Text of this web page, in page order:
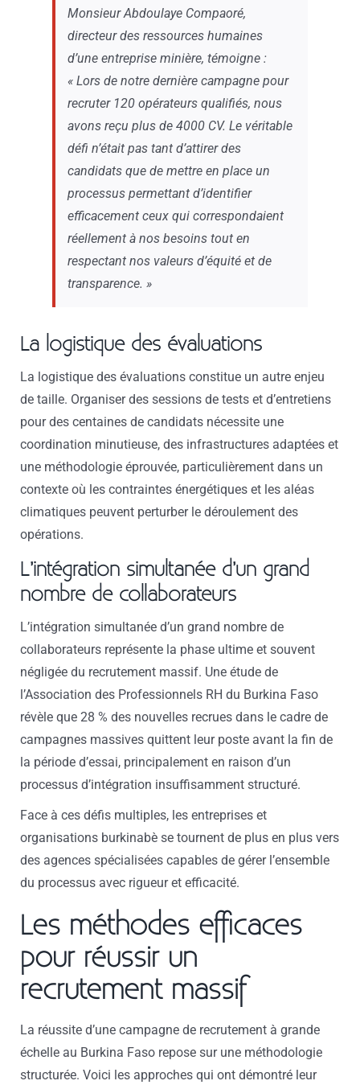
Monsieur Abdoulaye Compaoré,
directeur des ressources humaines
d’une entreprise minière, témoigne :
« Lors de notre dernière campagne pour
recruter 120 opérateurs qualifiés, nous
avons reçu plus de 4000 CV. Le véritable
défi n’était pas tant d’attirer des
candidats que de mettre en place un
processus permettant d’identifier
efficacement ceux qui correspondaient
réellement à nos besoins tout en
respectant nos valeurs d’équité et de
transparence. »
La logistique des évaluations
La logistique des évaluations constitue un autre enjeu
de taille. Organiser des sessions de tests et d’entretiens
pour des centaines de candidats nécessite une
coordination minutieuse, des infrastructures adaptées et
une méthodologie éprouvée, particulièrement dans un
contexte où les contraintes énergétiques et les aléas
climatiques peuvent perturber le déroulement des
opérations.
L’intégration simultanée d’un grand
nombre de collaborateurs
L’intégration simultanée d’un grand nombre de
collaborateurs représente la phase ultime et souvent
négligée du recrutement massif. Une étude de
l’Association des Professionnels RH du Burkina Faso
révèle que 28 % des nouvelles recrues dans le cadre de
campagnes massives quittent leur poste avant la fin de
la période d’essai, principalement en raison d’un
processus d’intégration insuffisamment structuré.
Face à ces défis multiples, les entreprises et
organisations burkinabè se tournent de plus en plus vers
des agences spécialisées capables de gérer l’ensemble
du processus avec rigueur et efficacité.
Les méthodes efficaces
pour réussir un
recrutement massif
La réussite d’une campagne de recrutement à grande
échelle au Burkina Faso repose sur une méthodologie
structurée. Voici les approches qui ont démontré leur